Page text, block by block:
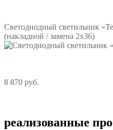
Светодиодный светильник
(накладной / замена 2х36)
8 870 руб.
реализованные